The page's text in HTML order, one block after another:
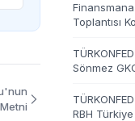
Toplantısı
Sönmez
RBH